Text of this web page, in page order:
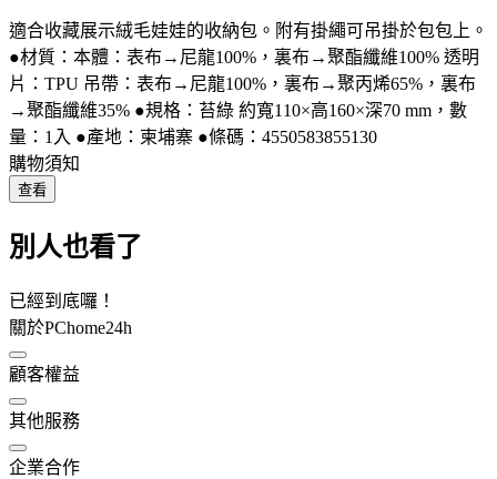
適合收藏展示絨毛娃娃的收納包。附有掛繩可吊掛於包包上。
●材質：本體：表布→尼龍100%，裏布→聚酯纖維100% 透明
片：TPU 吊帶：表布→尼龍100%，裏布→聚丙烯65%，裏布
→聚酯纖維35% ●規格：苔綠 約寬110×高160×深70 mm，數
量：1入 ●產地：柬埔寨 ●條碼：4550583855130
購物須知
查看
別人也看了
已經到底囉！
關於PChome24h
顧客權益
其他服務
企業合作